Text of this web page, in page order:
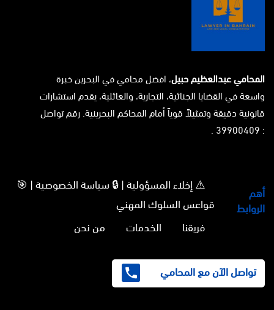
المحامي عبدالعظيم حبيل، افضل محامي في البحرين خبرة
واسعة في القضايا الجنائية، التجارية، والعائلية، يقدم استشارات
قانونية دقيقة وتمثيلاً قوياً أمام المحاكم البحرينية. رقم تواصل
: 39900409 .
أهم
الروابط
⚠️ إخلاء المسؤولية | 🔒 سياسة الخصوصية | 🎯
قواعس السلوك المهني
فريقنا
الخدمات من نحن
تواصل الآن مع المحامي